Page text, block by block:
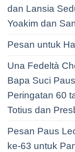
dan Lansia
Yoakim dan
Pesan untuk
Una Fedeltà
Bapa Suci
Peringatan 60
Totius dan
Pesan Paus
ke-63 untuk